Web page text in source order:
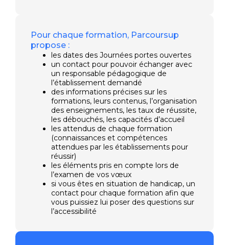
Pour chaque formation, Parcoursup
propose :
les dates des Journées portes ouvertes
un contact pour pouvoir échanger avec
un responsable pédagogique de
l’établissement demandé
des informations précises sur les
formations, leurs contenus, l’organisation
des enseignements, les taux de réussite,
les débouchés, les capacités d’accueil
les attendus de chaque formation
(connaissances et compétences
attendues par les établissements pour
réussir)
les éléments pris en compte lors de
l’examen de vos vœux
si vous êtes en situation de handicap, un
contact pour chaque formation afin que
vous puissiez lui poser des questions sur
l’accessibilité